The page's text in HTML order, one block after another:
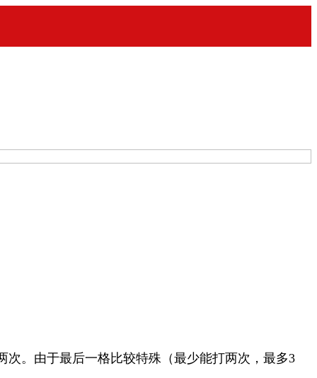
。由于最后一格比较特殊（最少能打两次，最多3